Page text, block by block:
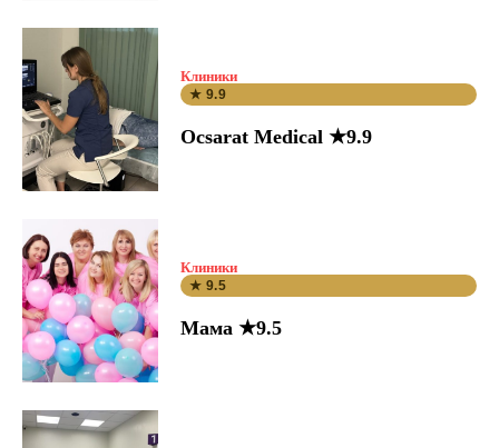
Клиники
★ 9.9
Ocsarat Medical ★9.9
Клиники
★ 9.5
Мама ★9.5